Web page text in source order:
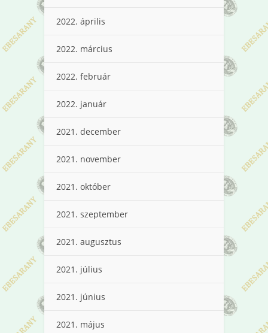
2022. április
2022. március
2022. február
2022. január
2021. december
2021. november
2021. október
2021. szeptember
2021. augusztus
2021. július
2021. június
2021. május